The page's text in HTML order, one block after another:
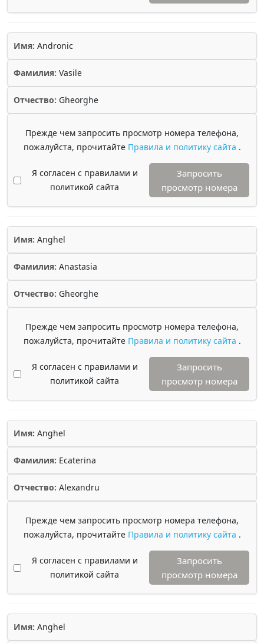
Имя: Andronic
Фамилия: Vasile
Отчество: Gheorghe
Прежде чем запросить просмотр номера телефона,
пожалуйста, прочитайте Правила и политику сайта .
Я согласен с правилами и
политикой сайта
Запросить
просмотр номера
Имя: Anghel
Фамилия: Anastasia
Отчество: Gheorghe
Прежде чем запросить просмотр номера телефона,
пожалуйста, прочитайте Правила и политику сайта .
Я согласен с правилами и
политикой сайта
Запросить
просмотр номера
Имя: Anghel
Фамилия: Ecaterina
Отчество: Alexandru
Прежде чем запросить просмотр номера телефона,
пожалуйста, прочитайте Правила и политику сайта .
Я согласен с правилами и
политикой сайта
Запросить
просмотр номера
Имя: Anghel